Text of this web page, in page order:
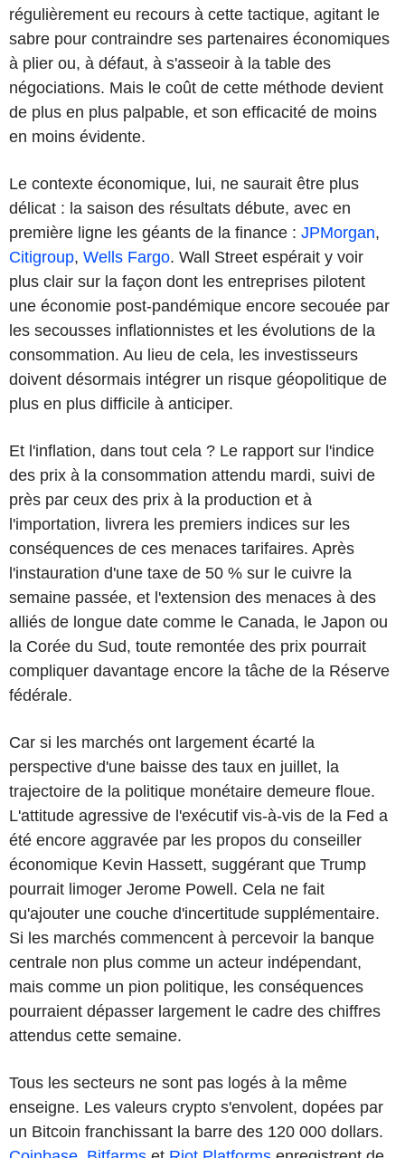
régulièrement eu recours à cette tactique, agitant le
sabre pour contraindre ses partenaires économiques
à plier ou, à défaut, à s'asseoir à la table des
négociations. Mais le coût de cette méthode devient
de plus en plus palpable, et son efficacité de moins
en moins évidente.
Le contexte économique, lui, ne saurait être plus
délicat : la saison des résultats débute, avec en
première ligne les géants de la finance : JPMorgan,
Citigroup, Wells Fargo. Wall Street espérait y voir
plus clair sur la façon dont les entreprises pilotent
une économie post-pandémique encore secouée par
les secousses inflationnistes et les évolutions de la
consommation. Au lieu de cela, les investisseurs
doivent désormais intégrer un risque géopolitique de
plus en plus difficile à anticiper.
Et l'inflation, dans tout cela ? Le rapport sur l'indice
des prix à la consommation attendu mardi, suivi de
près par ceux des prix à la production et à
l'importation, livrera les premiers indices sur les
conséquences de ces menaces tarifaires. Après
l'instauration d'une taxe de 50 % sur le cuivre la
semaine passée, et l'extension des menaces à des
alliés de longue date comme le Canada, le Japon ou
la Corée du Sud, toute remontée des prix pourrait
compliquer davantage encore la tâche de la Réserve
fédérale.
Car si les marchés ont largement écarté la
perspective d'une baisse des taux en juillet, la
trajectoire de la politique monétaire demeure floue.
L'attitude agressive de l'exécutif vis-à-vis de la Fed a
été encore aggravée par les propos du conseiller
économique Kevin Hassett, suggérant que Trump
pourrait limoger Jerome Powell. Cela ne fait
qu'ajouter une couche d'incertitude supplémentaire.
Si les marchés commencent à percevoir la banque
centrale non plus comme un acteur indépendant,
mais comme un pion politique, les conséquences
pourraient dépasser largement le cadre des chiffres
attendus cette semaine.
Tous les secteurs ne sont pas logés à la même
enseigne. Les valeurs crypto s'envolent, dopées par
un Bitcoin franchissant la barre des 120 000 dollars.